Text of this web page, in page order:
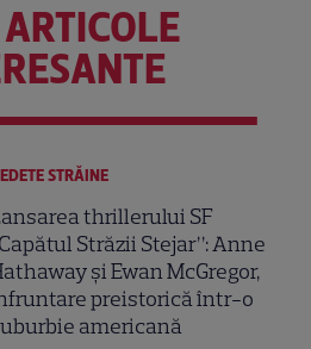
STRĂINE
thrillerului SF
Străzii Stejar”: Anne
și Ewan McGregor,
preistorică într-o
americană